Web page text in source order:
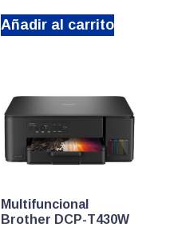
era:
Añadir al carrito
Multifuncional
Brother DCP-T430W